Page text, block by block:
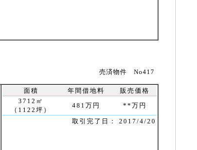
売済物件 No417
面積 年間借地料
販売価格
3712㎡
（1122坪）
481万円 **万円
取引完了日： 2017/4/20